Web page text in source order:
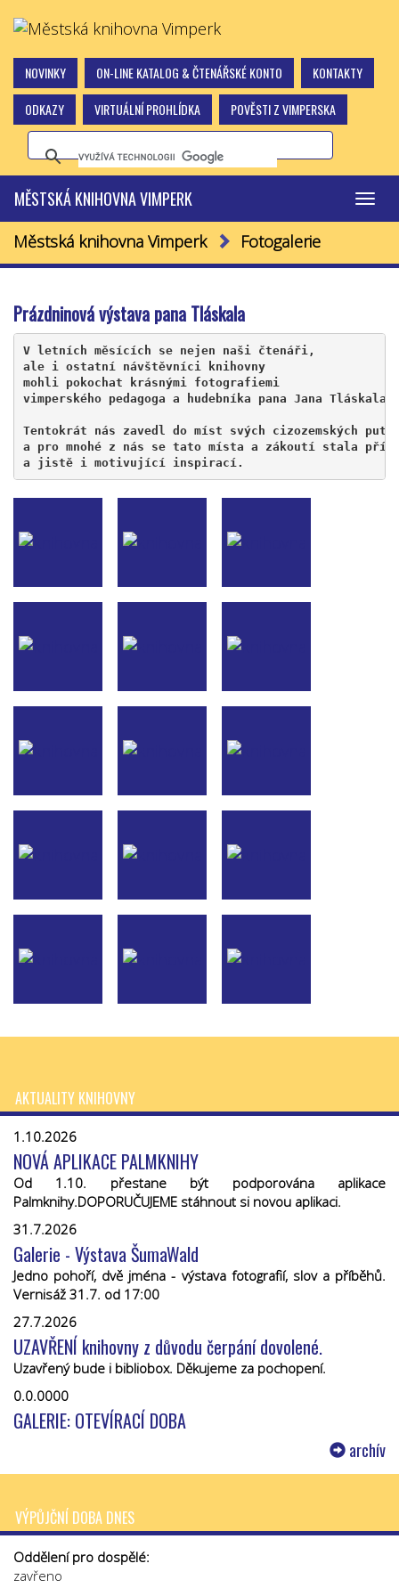
NOVINKY ON-LINE KATALOG & ČTENÁŘSKÉ KONTO
KONTAKTY
ODKAZY
VIRTUÁLNÍ PROHLÍDKA POVĚSTI Z VIMPERSKA
MĚSTSKÁ KNIHOVNA VIMPERK
Městská knihovna Vimperk Fotogalerie
Prázdninová výstava pana Tláskala
V letních měsících se nejen naši čtenáři,
ale i ostatní návštěvníci knihovny
mohli pokochat krásnými fotografiemi
vimperského pedagoga a hudebníka pana Jana Tláskala.
Tentokrát nás zavedl do míst svých cizozemských
a pro mnohé z nás se tato místa a zákoutí stala
a jistě i motivující inspirací.
AKTUALITY KNIHOVNY
1.10.2026
NOVÁ APLIKACE PALMKNIHY
Od 1.10. přestane být podporována aplikace
Palmknihy.DOPORUČUJEME stáhnout si novou aplikaci.
31.7.2026
Galerie - Výstava ŠumaWald
Jedno pohoří, dvě jména - výstava fotografií, slov a příběhů.
Vernisáž 31.7. od 17:00
27.7.2026
UZAVŘENÍ knihovny z důvodu čerpání dovolené.
Uzavřený bude i bibliobox. Děkujeme za pochopení.
0.0.0000
GALERIE: OTEVÍRACÍ DOBA
archív
VÝPŮJČNÍ DOBA DNES
Oddělení pro dospělé:
zavřeno